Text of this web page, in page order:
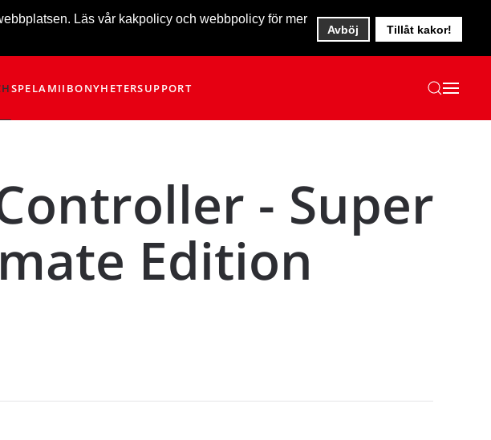
Läs vår kakpolicy och webbpolicy för mer
Avböj Tillåt kakor!
SPELAMIIBONYHETERSUPPORT
- Super
Edition